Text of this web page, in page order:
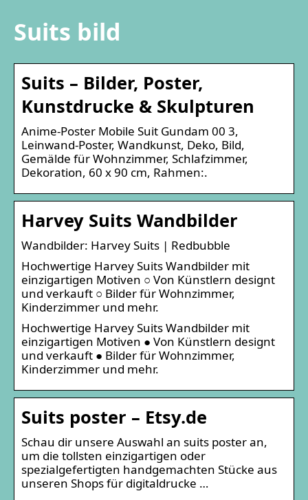
Suits bild
Suits – Bilder, Poster,
Kunstdrucke & Skulpturen
Anime-Poster Mobile Suit Gundam 00 3,
Leinwand-Poster, Wandkunst, Deko, Bild,
Gemälde für Wohnzimmer, Schlafzimmer,
Dekoration, 60 x 90 cm, Rahmen:.
Harvey Suits Wandbilder
Wandbilder: Harvey Suits | Redbubble
Hochwertige Harvey Suits Wandbilder mit
einzigartigen Motiven ○ Von Künstlern designt
und verkauft ○ Bilder für Wohnzimmer,
Kinderzimmer und mehr.
Hochwertige Harvey Suits Wandbilder mit
einzigartigen Motiven ● Von Künstlern designt
und verkauft ● Bilder für Wohnzimmer,
Kinderzimmer und mehr.
Suits poster – Etsy.de
Schau dir unsere Auswahl an suits poster an,
um die tollsten einzigartigen oder
spezialgefertigten handgemachten Stücke aus
unseren Shops für digitaldrucke …